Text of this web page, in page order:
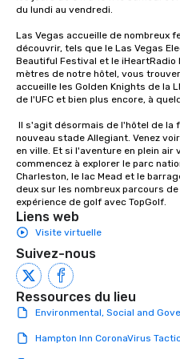
are drinks. However, a
package upgrade is available,
provides guests a signature
at various stops. Build Your Network
Our exclusive experiences
ultimate networking
a typical sit-down dinner,
to engage the person to the
right of you. Because our
place at multiple restaurants,
walking in between, there are
countless opportunities to
with different people when you
down at each venue and as you
traverse along the way. Our
experiences not only provide
ways to network, but a more
Lip Smacking Foodie Tours is
du lundi au vendredi.
Las Vegas accueille de nombreux
découvrir, tels que le Las Vegas
Beautiful Festival et le
mètres de notre hôtel, vous
accueille les Golden Knights de la
de l'UFC et bien plus encore, à
nouveau stade Allegiant. Venez
en ville. Et si l'aventure en plein air
commencez à explorer le parc
Charleston, le lac Mead et le
deux sur les nombreux parcours
expérience de golf avec TopGolf.
Liens web
Visite virtuelle
Suivez-nous
Ressources du lieu
Environmental, Social and
Hampton Inn CoronaVirus